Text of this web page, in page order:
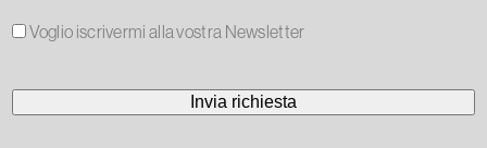
Voglio iscrivermi alla vostra Newsletter